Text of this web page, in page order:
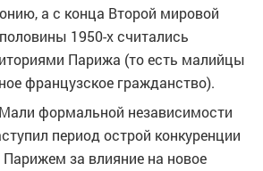
а с конца Второй мировой
1950-х считались
Парижа (то есть малийцы
французское гражданство).
формальной независимости
период острой конкуренции
за влияние на новое